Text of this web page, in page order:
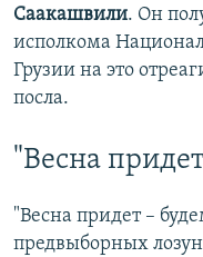
Саакашвили. Он
исполкома
Грузии на это
посла.
"Весна
"Весна придет –
предвыборных